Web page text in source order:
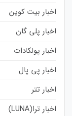
اخبار بیت کوین
اخبار پلی گان
اخبار پولکادات
اخبار پی پال
اخبار تتر
اخبار ترا(LUNA)